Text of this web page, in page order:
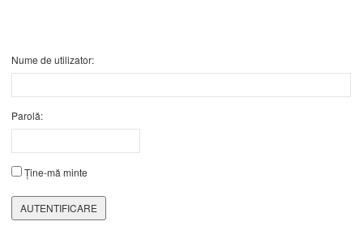
Nume de utilizator:
Parolă:
Ține-mă minte
AUTENTIFICARE